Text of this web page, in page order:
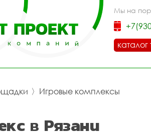
Мы на
каталог
〉 Игровые комплексы
в Рязани